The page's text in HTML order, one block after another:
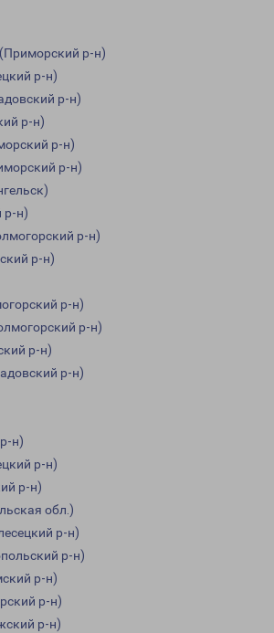
р-н)
р-н)
р-н)
р-н)
р-н)
р-н)
р-н)
р-н)
р-н)
р-н)
р-н)
р-н)
р-н)
н)
р-н)
р-н)
обл.)
р-н)
р-н)
р-н)
р-н)
р-н)